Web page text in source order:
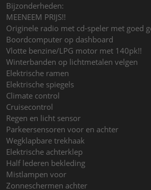
Bijzonderheden:
MEENEEM PRIJS!!
Originele radio met cd-speler met goed
Boordcomputer op dashboard
Vlotte benzine/LPG motor met 140pk!!
Winterbanden op lichtmetalen velgen
Elektrische ramen
Elektrische spiegels
Climate control
Cruisecontrol
Regen en licht sensor
Parkeersensoren voor en achter
Wegklapbare trekhaak
Elektrische achterklep
Half lederen bekleding
Mistlampen voor
Zonneschermen achter